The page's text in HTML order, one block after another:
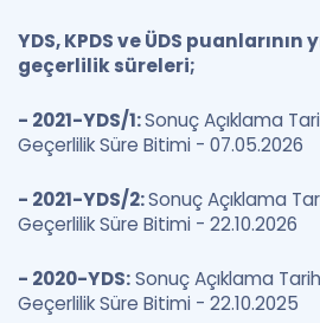
YDS, KPDS ve ÜDS puanlarının
geçerlilik süreleri;
- 2021-YDS/1:Sonuç Açıklama
Geçerlilik Süre Bitimi - 07.05.2026
- 2021-YDS/2:Sonuç Açıklama
Geçerlilik Süre Bitimi - 22.10.2026
- 2020-YDS:Sonuç Açıklama
Geçerlilik Süre Bitimi - 22.10.2025